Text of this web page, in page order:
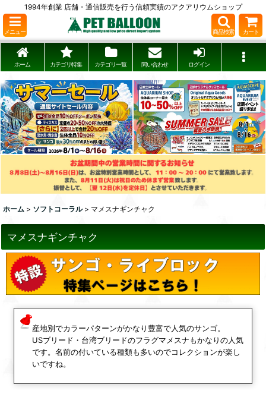
1994年創業 店舗・通信販売を行う信頼実績のアクアリウムショップ
メニュー 商品検索 カート
ホーム カテゴリ特集 カテゴリ一覧 問い合わせ ログイン
ホーム > ソフトコーラル > マメスナギンチャク
マメスナギンチャク
産地別でカラーパターンがかなり豊富で人気のサンゴ。
USブリード・台湾ブリードのフラグマメスナもかなりの人気
です。名前の付いている種類も多いのでコレクションが楽し
いですね。